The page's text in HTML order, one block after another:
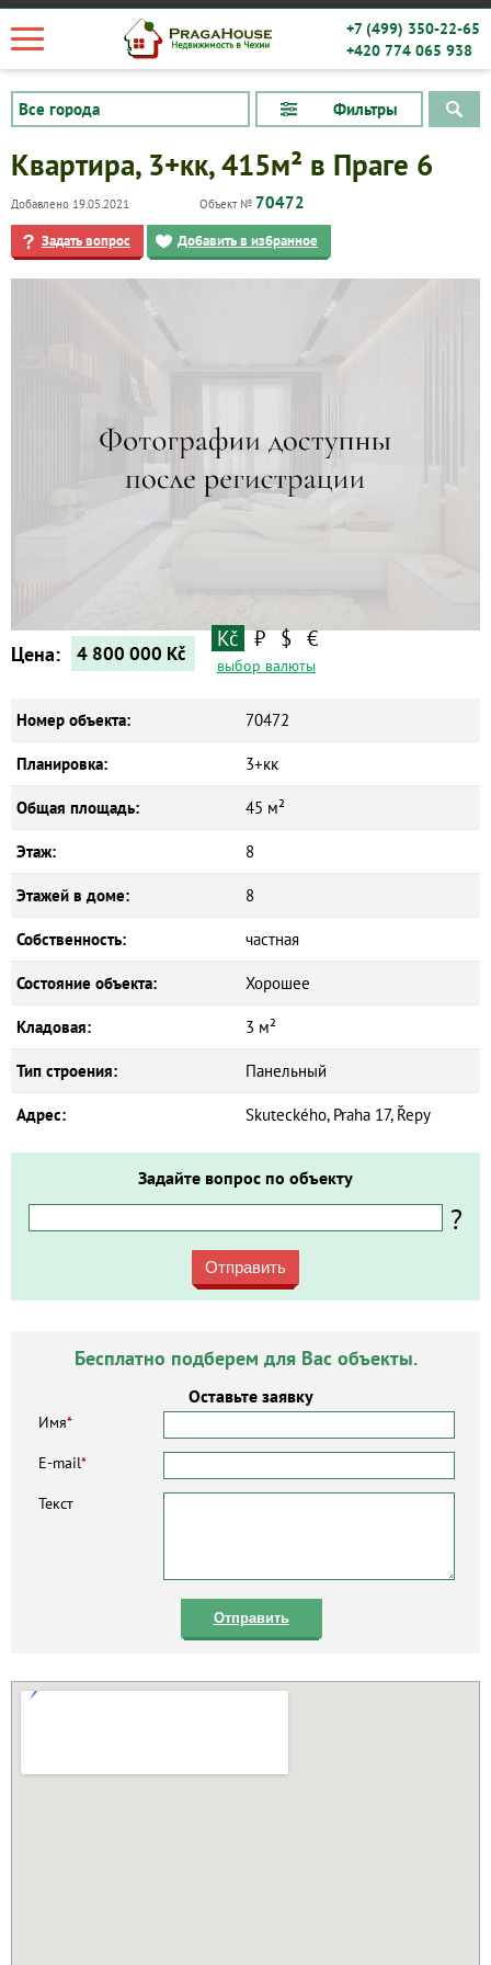
+7 (499) 350-22-65
+420 774 065 938
Фильтры
Квартира, 3+кк, 415м² в Праге 6
Добавлено 19.05.2021 Объект № 70472
Задать вопрос Добавить в избранное
Цена: 4 800 000 Kč
Kč ₽ $ €
выбор валюты
Номер объекта: 70472
Планировка: 3+кк
Общая площадь: 45 м²
Этаж: 8
Этажей в доме: 8
Собственность: частная
Состояние объекта: Хорошее
Кладовая: 3 м²
Тип строения: Панельный
Адрес: Skuteckého, Praha 17, Řepy
Задайте вопрос по объекту
?
Отправить
Бесплатно подберем для Вас объекты.
Оставьте заявку
Имя*
E-mail*
Текст
Отправить